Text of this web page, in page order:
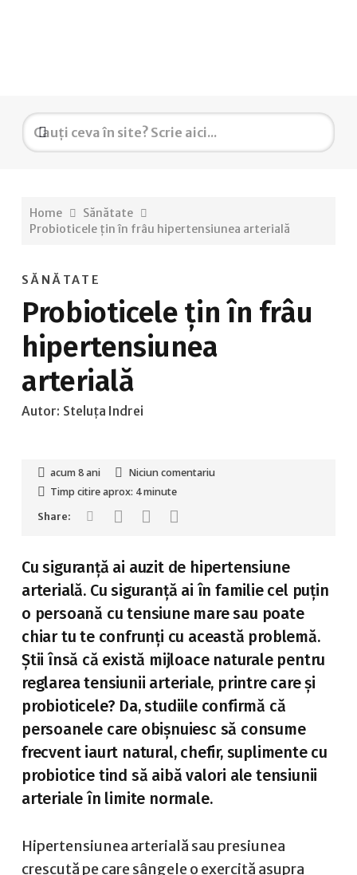
Home
Sănătate
Probioticele țin în frâu hipertensiunea arterială
SĂNĂTATE
Probioticele țin în frâu
hipertensiunea
arterială
Autor: Steluța Indrei
acum 8 ani
Niciun comentariu
Timp citire aprox: 4minute
Cu siguranță ai auzit de hipertensiune
arterială. Cu siguranță ai în familie cel puțin
o persoană cu tensiune mare sau poate
chiar tu te confrunți cu această problemă.
Știi însă că există mijloace naturale pentru
reglarea tensiunii arteriale, printre care și
probioticele? Da, studiile confirmă că
persoanele care obișnuiesc să consume
frecvent iaurt natural, chefir, suplimente cu
probiotice tind să aibă valori ale tensiunii
arteriale în limite normale.
Hipertensiunea arterială sau presiunea
crescută pe care sângele o exercită asupra